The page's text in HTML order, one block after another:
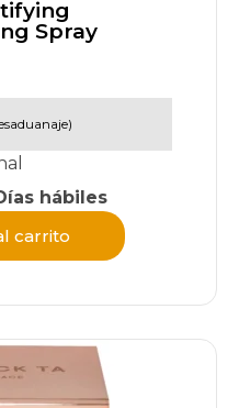
Spray
hábiles
carrito